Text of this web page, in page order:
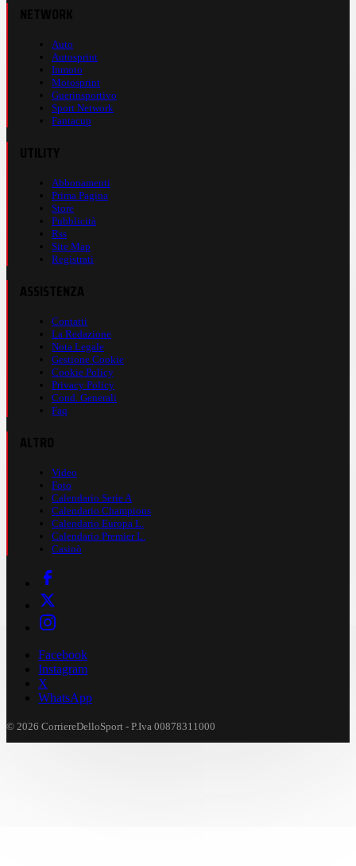
Auto
Autosprint
Inmoto
Motosprint
Guerinsportivo
Sport Network
Fantacup
Abbonamenti
Prima Pagina
Store
Pubblicità
Rss
Site Map
Registrati
Contatti
La Redazione
Nota Legale
Gestione Cookie
Cookie Policy
Privacy Policy
Cond. Generali
Faq
Video
Foto
Calendario Serie A
Calendario Champions
Calendario Europa L.
Calendario Premier L.
Casinò
Facebook
Instagram
X
WhatsApp
© 2026 CorriereDelloSport - P.Iva 00878311000